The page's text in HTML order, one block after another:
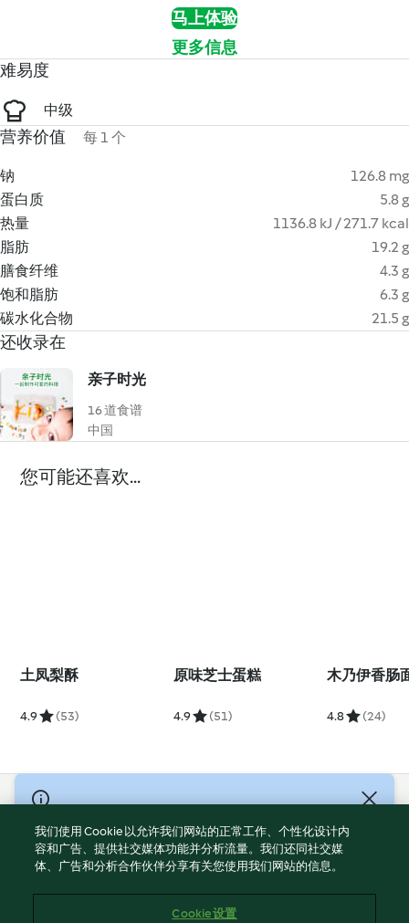
马上体验
更多信息
难易度
中级
营养价值 每 1 个
钠
126.8 mg
蛋白质
5.8 g
热量
1136.8 kJ / 271.7 kcal
脂肪
19.2 g
膳食纤维
4.3 g
饱和脂肪
6.3 g
碳水化合物
21.5 g
还收录在
亲子时光
16 道食谱
中国
您可能还喜欢...
土凤梨酥
4.9 (53)
原味芝士蛋糕
4.9 (51)
木乃伊香肠
4.8 (24)
© Copyright 2021-2023 福维克信息科技(上海)有限公司 版权所有
2026
使用规定
我们使用 Cookie 以允许我们网站的正常工作、个性化设计内
容和广告、提供社交媒体功能并分析流量。我们还同社交媒
体、广告和分析合作伙伴分享有关您使用我们网站的信息。
Cookie 设置